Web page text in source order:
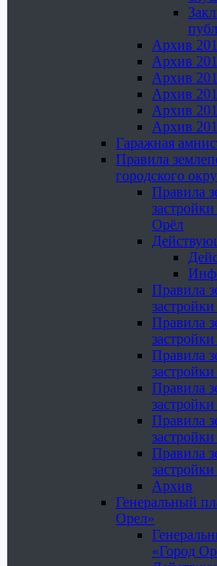
Архив
Архив
Архив
Архив
Архив
Архив
Гаражная
Правила
городского
Правила
Орёл
Правила
Правила
Правила
Правила
Правила
Правила
Архив
Генеральный
Орел»
«Город